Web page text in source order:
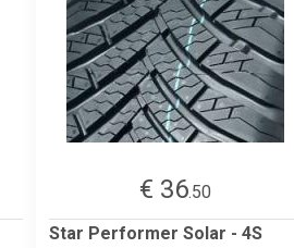
€ 36.50
Star Performer Solar - 4S